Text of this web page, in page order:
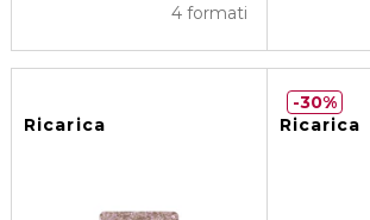
4 formati
Ricarica Ricarica
30%